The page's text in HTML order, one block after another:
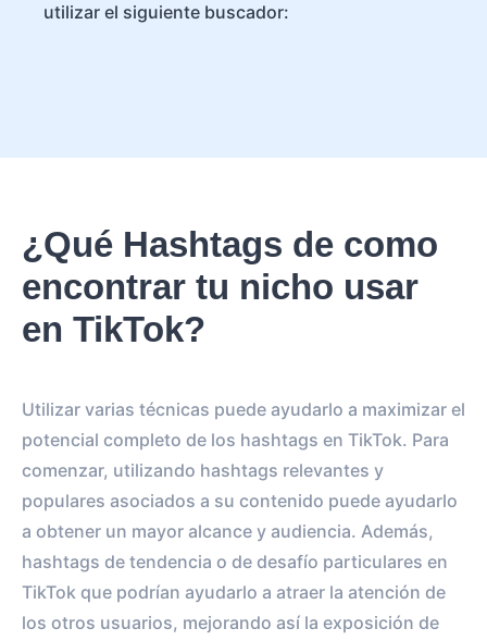
utilizar el siguiente buscador:
¿Qué Hashtags de como
encontrar tu nicho usar
en TikTok?
Utilizar varias técnicas puede ayudarlo a maximizar el
potencial completo de los hashtags en TikTok. Para
comenzar, utilizando hashtags relevantes y
populares asociados a su contenido puede ayudarlo
a obtener un mayor alcance y audiencia. Además,
hashtags de tendencia o de desafío particulares en
TikTok que podrían ayudarlo a atraer la atención de
los otros usuarios, mejorando así la exposición de